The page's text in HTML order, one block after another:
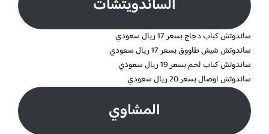
الساندويتشات
ساندوتش كباب دجاج بسعر 17 ريال سعودي
ساندوتش شيش طاووق بسعر 17 ريال سعودي
ساندوتش كباب لحم بسعر 19 ريال سعودي
ساندوتش اوصال بسعر 20 ريال سعودي
المشاوي